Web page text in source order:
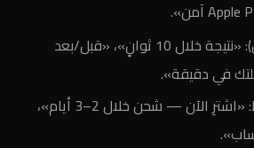
هوك للفيديو (3 ثوانٍ): «نتيجة خلال 10 ثوانٍ»، «قبل/بعد
في دقيقة».
CTA لصفحات الهبوط: «اشترِ الآن — شحن خلال 2–3 أيام»،